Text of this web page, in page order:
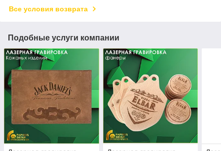
Все условия возврата
Подобные услуги компании